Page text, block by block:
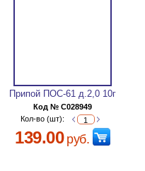
Припой ПОС-61 д.2,0 10г
Код № C028949
Кол-во (шт):
139.00руб.